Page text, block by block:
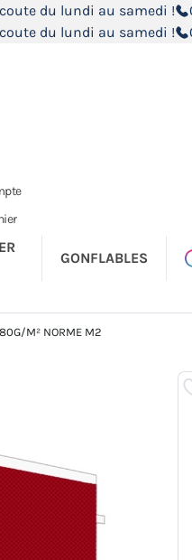
du lundi au samedi !
du lundi au samedi !
GONFLABLES
M² NORME M2